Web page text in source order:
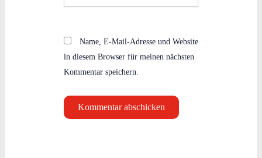
Name, E-Mail-Adresse und Website
in diesem Browser für meinen nächsten
Kommentar speichern.